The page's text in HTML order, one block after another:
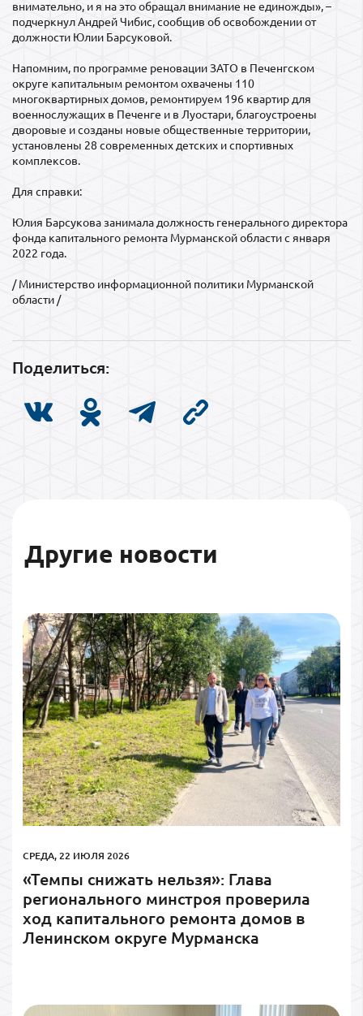
внимательно, и я на это обращал внимание не единожды», –
подчеркнул Андрей Чибис, сообщив об освобождении от
должности Юлии Барсуковой.
Напомним, по программе реновации ЗАТО в Печенгском
округе капитальным ремонтом охвачены 110
многоквартирных домов, ремонтируем 196 квартир для
военнослужащих в Печенге и в Луостари, благоустроены
дворовые и созданы новые общественные территории,
установлены 28 современных детских и спортивных
комплексов.
Для справки:
Юлия Барсукова занимала должность генерального директора
фонда капитального ремонта Мурманской области с января
2022 года.
/ Министерство информационной политики Мурманской
области /
Поделиться:
Другие новости
СРЕДА, 22 ИЮЛЯ 2026
«Темпы снижать нельзя»: Глава
регионального минстроя проверила
ход капитального ремонта домов в
Ленинском округе Мурманска